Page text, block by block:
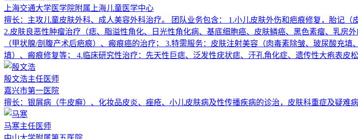
上海交通大学医学院附属上海儿童医学中心
擅长： 主攻儿童皮肤外科、成人美容外科治疗。 团队业务包含： 1.小儿皮肤外伤和疤痕修复，胎记
2.皮肤良恶性肿瘤治疗（痣、脂溢性角化、日光性角化病、基底细胞癌、皮肤鳞癌、黑色素瘤、乳房
（甲状腺/剖腹产术后疤痕）、瘢痕癌的治疗； 3.特需服务：皮肤注射美容（肉毒素除皱、玻尿酸充
填）、瘢痕修复等； 4.临床研究性治疗：先天性巨痣、泛发性疣状痣、汗孔角化症、遗传性大疱表皮松
殷文浩主任医师
嘉兴市第一医院
擅长： 银屑病（牛皮癣）、化妆品皮炎、痤疮、小儿皮肤病及性传播疾病的诊治，皮肤科重症及疑难
马寒主任医师